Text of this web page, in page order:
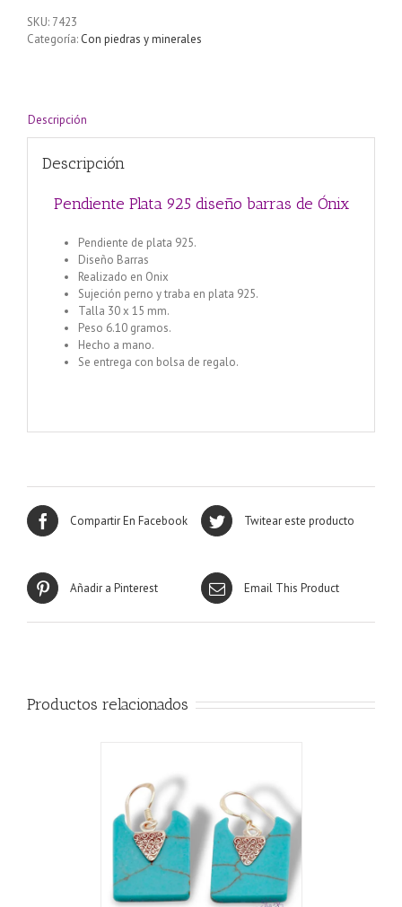
Ónix
SKU: 7423
Categoría: Con piedras y minerales
Descripción
Descripción
Pendiente Plata 925 diseño barras de Ónix
Pendiente de plata 925.
Diseño Barras
Realizado en Onix
Sujeción perno y traba en plata 925.
Talla 30 x 15 mm.
Peso 6.10 gramos.
Hecho a mano.
Se entrega con bolsa de regalo.
Compartir En Facebook Twitear este producto
Añadir a Pinterest Email This Product
Productos relacionados